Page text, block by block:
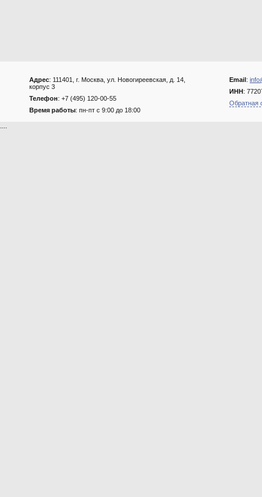
Адрес: 111401, г. Москва, ул. Новогиреевская, д. 14,
корпус 3
Телефон: +7 (495) 120-00-55
Время работы: пн-пт с 9:00 до 18:00
Email:
ИНН:
Обратная
....